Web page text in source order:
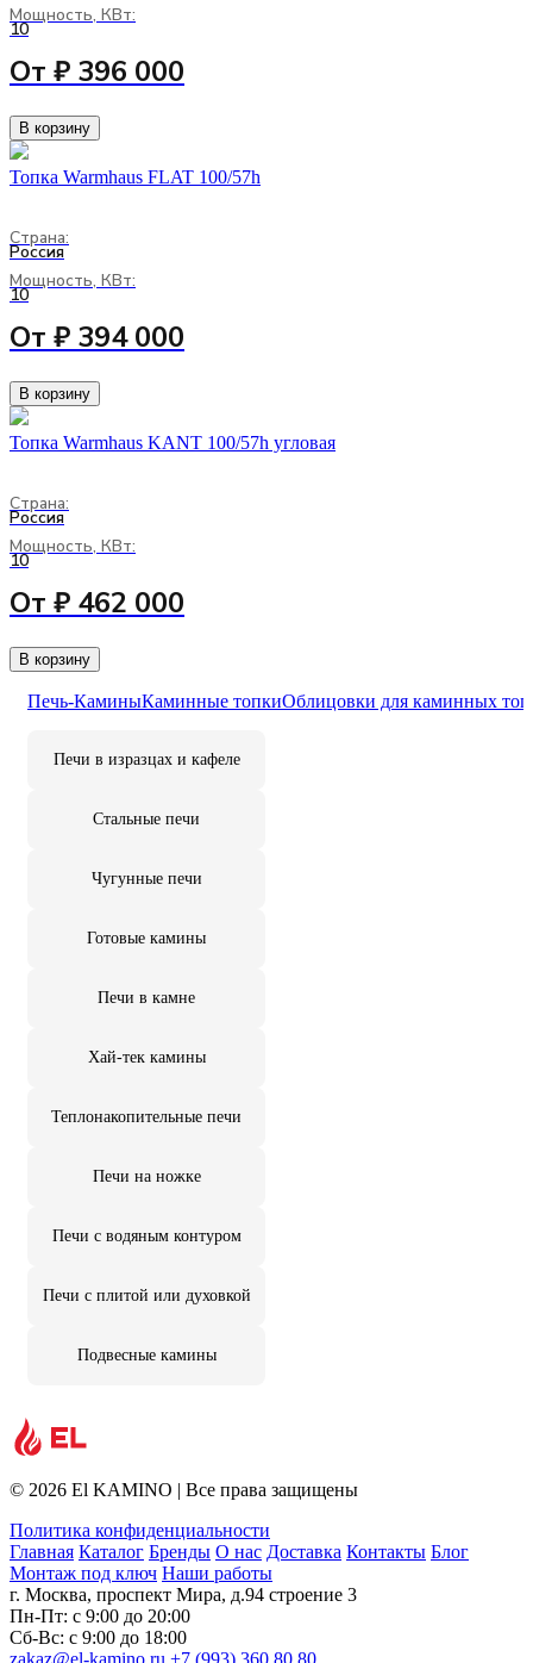
Мощность, КВт:
10
От ₽ 396 000
В корзину
Топка Warmhaus FLAT 100/57h
Страна:
Россия
Мощность, КВт:
10
От ₽ 394 000
В корзину
Топка Warmhaus KANT 100/57h угловая
Страна:
Россия
Мощность, КВт:
10
От ₽ 462 000
В корзину
Печь-КаминыКаминные топкиОблицовки для каминных
Печи в изразцах и кафеле
Стальные печи
Чугунные печи
Готовые камины
Печи в камне
Хай-тек камины
Теплонакопительные печи
Печи на ножке
Печи с водяным контуром
Печи с плитой или духовкой
Подвесные камины
© 2026 El KAMINO | Все права защищены
Политика конфиденциальности
Главная Каталог Бренды О нас Доставка Контакты Блог
Монтаж под ключ Наши работы
г. Москва, проспект Мира, д.94 строение 3
Пн-Пт: с 9:00 до 20:00
Сб-Вс: с 9:00 до 18:00
zakaz@el-kamino.ru +7 (993) 360 80 80